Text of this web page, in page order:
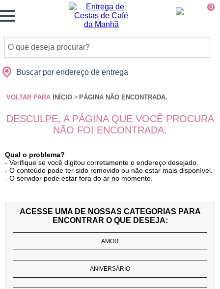
0
Buscar por endereço de entrega
Cidades Presentes Datas Shopping
Monte
sua
VOLTAR PARA INÍCIO > PÁGINA NÃO ENCONTRADA.
DESCULPE, A PÁGINA QUE VOCÊ PROCURA
NÃO FOI ENCONTRADA.
Qual o problema?
- Verifique se você digitou corretamente o endereço desejado.
- O conteúdo pode ter sido removido ou não estar mais disponível.
- O servidor pode estar fora do ar no momento.
ACESSE UMA DE NOSSAS CATEGORIAS PARA
ENCONTRAR O QUE DESEJA:
AMOR
ANIVERSÁRIO